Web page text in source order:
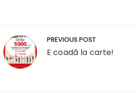
Navigare
articole
PREVIOUS POST
E coadă la carte!